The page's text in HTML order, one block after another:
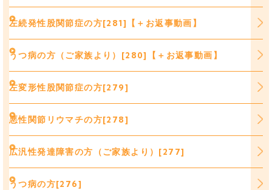
左続発性股関節症の方[281]【＋お返事動画】
うつ病の方（ご家族より）[280]【＋お返事動画】
左変形性股関節症の方[279]
悪性関節リウマチの方[278]
広汎性発達障害の方（ご家族より）[277]
うつ病の方[276]